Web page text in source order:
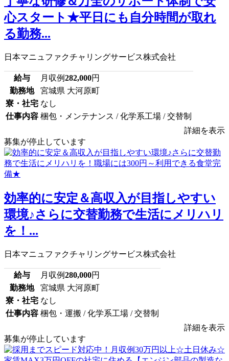
心スタート★平日にも自分時間が取れ
る勤務...
日本マニュファクチャリングサービス株式会社
給与 月収例282,000円
勤務地
宮城県 大河原町
寮・社宅 なし
仕事内容 梱包・メンテナンス / 化学系工場 / 交替制
詳細を表示
募集が停止しています
効率的に安定＆高収入が目指しやすい
環境♪さらに交替勤務で生活にメリハリ
を！...
日本マニュファクチャリングサービス株式会社
給与 月収例280,000円
勤務地
宮城県 大河原町
寮・社宅 なし
仕事内容 梱包・運搬 / 化学系工場 / 交替制
詳細を表示
募集が停止しています